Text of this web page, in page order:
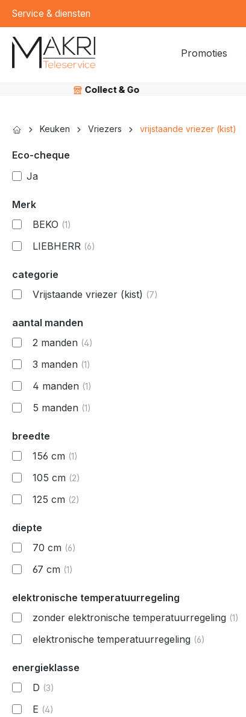
general.skipToNavigation
Service & diensten
Promoties
Collect & Go
Keuken Vriezers vrijstaande vriezer (kist)
Eco-cheque
Ja
Merk
BEKO (1)
LIEBHERR (6)
categorie
Vrijstaande vriezer (kist) (7)
aantal manden
2 manden (4)
3 manden (1)
4 manden (1)
5 manden (1)
breedte
156 cm (1)
105 cm (2)
125 cm (2)
diepte
70 cm (6)
67 cm (1)
elektronische temperatuurregeling
zonder elektronische temperatuurregeling (1)
elektronische temperatuurregeling (6)
energieklasse
D (3)
E (4)